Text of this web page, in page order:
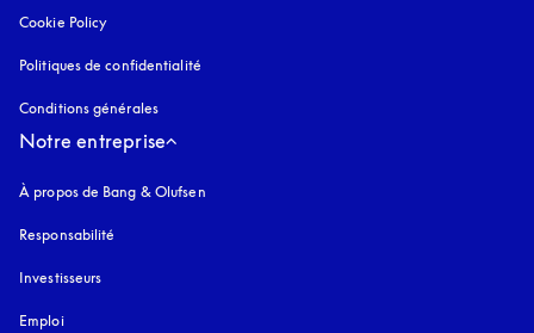
Cookie Policy
Politiques de confidentialité
Conditions générales
Notre entreprise
À propos de Bang & Olufsen
Responsabilité
Investisseurs
Emploi